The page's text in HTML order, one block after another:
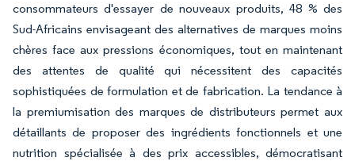
consommateurs d'essayer de nouveaux produits, 48 % des
Sud-Africains envisageant des alternatives de marques moins
chères face aux pressions économiques, tout en maintenant
des attentes de qualité qui nécessitent des capacités
sophistiquées de formulation et de fabrication. La tendance à
la premiumisation des marques de distributeurs permet aux
détaillants de proposer des ingrédients fonctionnels et une
nutrition spécialisée à des prix accessibles, démocratisant